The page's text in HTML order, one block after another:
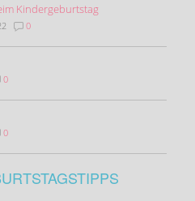
Kindergeburtstag
0
0
0